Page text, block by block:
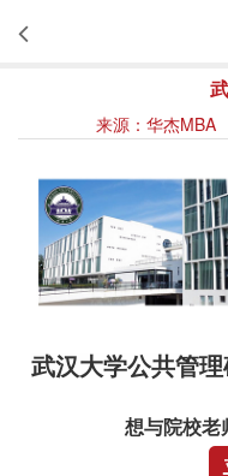
来源：华杰
武汉大学公共管
想与院校老